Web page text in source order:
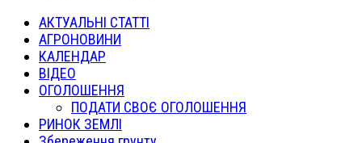
АКТУАЛЬНІ СТАТТІ
АГРОНОВИНИ
КАЛЕНДАР
ВІДЕО
ОГОЛОШЕННЯ
ПОДАТИ СВОЄ ОГОЛОШЕННЯ
РИНОК ЗЕМЛІ